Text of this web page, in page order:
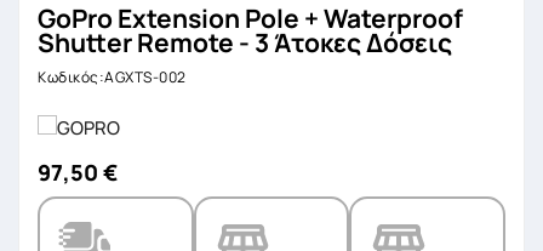
GoPro Extension Pole + Waterproof
Shutter Remote - 3 Άτοκες Δόσεις
Κωδικός:AGXTS-002
97,50 €